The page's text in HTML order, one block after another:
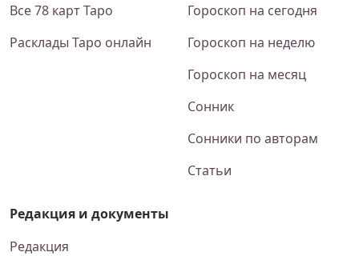
Все 78 карт Таро
Расклады Таро онлайн
Гороскоп на сегодня
Гороскоп на неделю
Гороскоп на месяц
Сонник
Сонники по авторам
Статьи
Редакция и документы
Редакция